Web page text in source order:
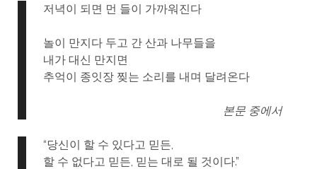
저녁이 되면 먼 들이 가까워진다
놀이 만지다 두고 간 산과 나무들을
내가 대신 만지면
추억이 종잇장 찢는 소리를 내며 달려온다
본문 중에서
“당신이 할 수 있다고 믿든,
할 수 없다고 믿든, 믿는 대로 될 것이다.”